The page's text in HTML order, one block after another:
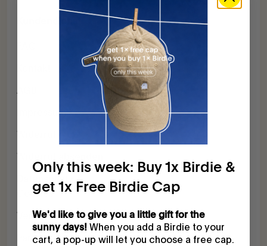
AGB
Impressum
Widerruf
Widerruf absenden
Datenschutz &
Cookies
Versand
Partner-Login
Only this week: Buy 1x Birdie &
get 1x Free Birdie Cap
We'd like to give you a little gift for the
sunny days! When you add a Birdie to your
cart, a pop-up will let you choose a free cap.